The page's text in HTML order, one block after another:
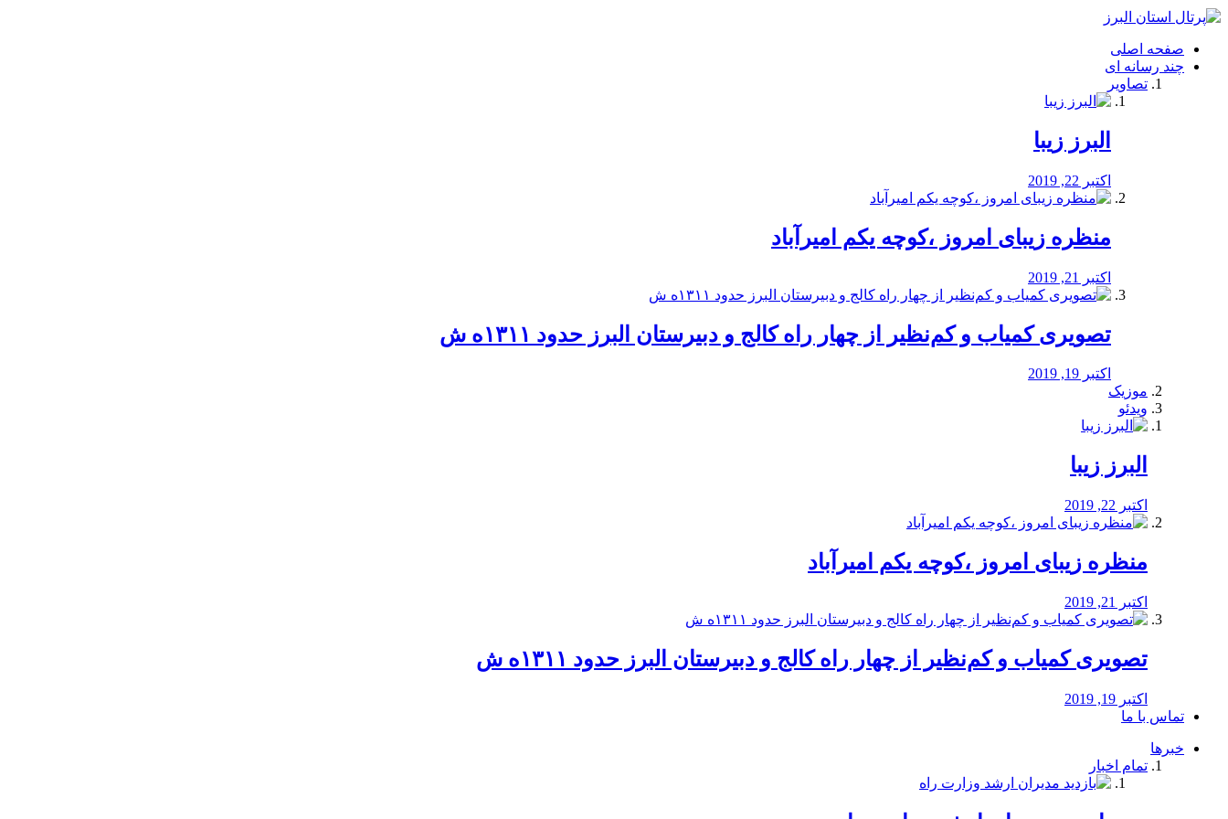
فصد
شرق
تهران
خشکشویی
صفحه اصلی
چند رسانه ای
تصاویر
البرز زیبا
اکتبر 22, 2019
منظره‌‌ زیبای امروز ،کوچه یکم امیرآباد
اکتبر 21, 2019
️تصویری کمیاب و کم‌نظیر از چهار راه كالج و دبيرستان البرز حدود ۱۳۱۱ه ش
اکتبر 19, 2019
موزیک
ویدئو
البرز زیبا
اکتبر 22, 2019
منظره‌‌ زیبای امروز ،کوچه یکم امیرآباد
اکتبر 21, 2019
️تصویری کمیاب و کم‌نظیر از چهار راه كالج و دبيرستان البرز حدود ۱۳۱۱ه ش
اکتبر 19, 2019
تماس با ما
خبرها
تمام اخبار